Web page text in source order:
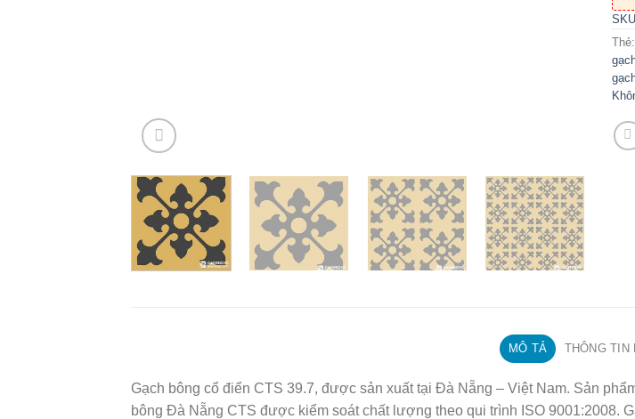
Thẻ:
MÔ TẢ THÔNG TIN
Gạch bông cổ điển CTS 39.7, được sản xuất tại Đà Nẵng – Việt Nam. Sản
bông Đà Nẵng CTS được kiểm soát chất lượng theo qui trình ISO 9001:2008.